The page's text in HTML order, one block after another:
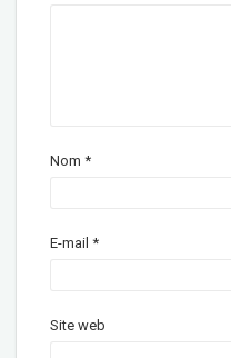
Nom *
E-mail *
Site web